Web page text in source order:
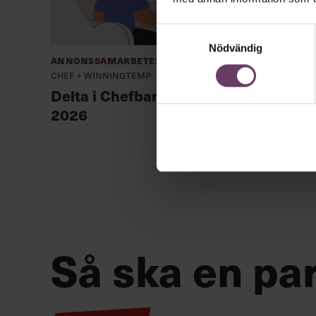
Samtyckesval
Nödvändig
Annonssamarbete:
Chef + Winningtemp
Delta i Chefbarometern
2026
Så ska en